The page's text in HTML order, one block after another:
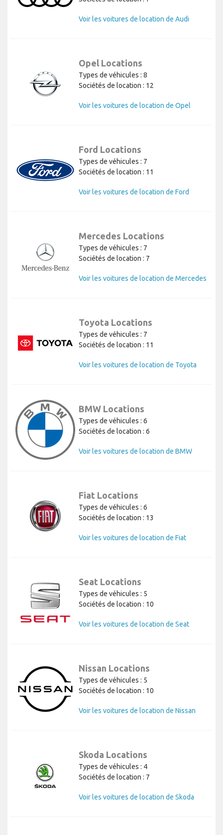
Voir les voitures de location de Audi
Opel Locations
Types de véhicules : 8
Sociétés de location : 12
Voir les voitures de location de Opel
Ford Locations
Types de véhicules : 7
Sociétés de location : 11
Voir les voitures de location de Ford
Mercedes Locations
Types de véhicules : 7
Sociétés de location : 7
Voir les voitures de location de Mercedes
Toyota Locations
Types de véhicules : 7
Sociétés de location : 11
Voir les voitures de location de Toyota
BMW Locations
Types de véhicules : 6
Sociétés de location : 6
Voir les voitures de location de BMW
Fiat Locations
Types de véhicules : 6
Sociétés de location : 13
Voir les voitures de location de Fiat
Seat Locations
Types de véhicules : 5
Sociétés de location : 10
Voir les voitures de location de Seat
Nissan Locations
Types de véhicules : 5
Sociétés de location : 10
Voir les voitures de location de Nissan
Skoda Locations
Types de véhicules : 4
Sociétés de location : 7
Voir les voitures de location de Skoda